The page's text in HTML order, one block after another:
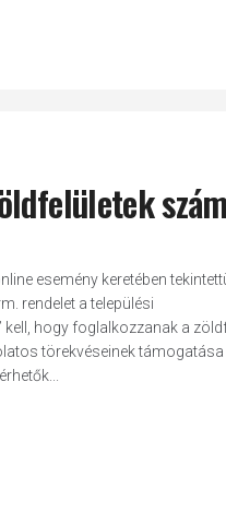
esemény keretében
rendelet a települési
hogy foglalkozzanak a
törekvéseinek támogatása